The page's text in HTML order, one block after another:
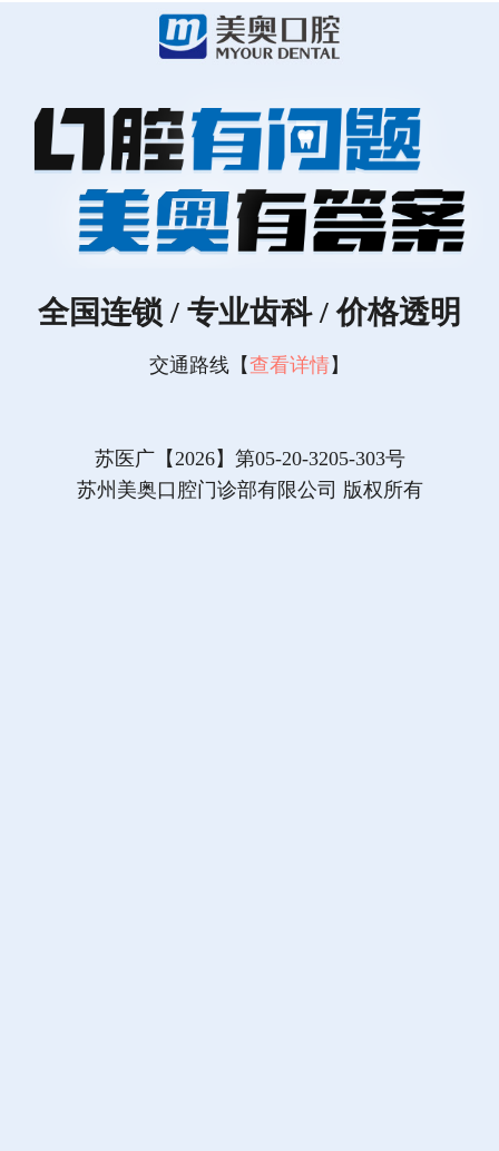
全国连锁 / 专业齿科 / 价格透明
交通路线【查看详情】
苏医广【2026】第05-20-3205-303号
苏州美奥口腔门诊部有限公司 版权所有